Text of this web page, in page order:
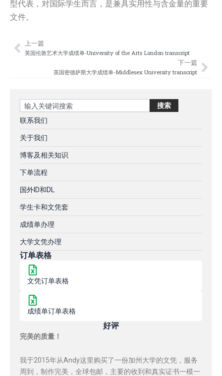
型代表，对国际学生而言，是兼具实用性与含金量的重要
文件。
Prev
上一篇
英国伦敦艺术大学成绩单-University of the Arts London transcript
下一篇
英国密德萨斯大学成绩单-Middlesex University transcript
Search 搜索
联系我们
关于我们
博客及相关知识
下单流程
国外ID和DL
学生卡和文凭套
成绩单办理
大学文凭办理
订单表格
文凭订单表格
成绩单订单表格
好评
完美的质量！
我于2015年从Andy这里购买了一份加州大学的文凭，服务
周到，制作完美，全球包邮，主要的收到和真实证书一模一